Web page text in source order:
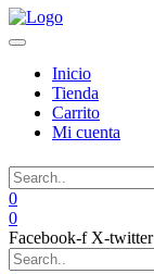
Inicio
Tienda
Carrito
Mi cuenta
0
0
Facebook-f X-twitter